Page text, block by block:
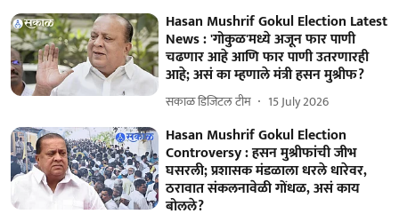
Hasan Mushrif Gokul Election Latest
News : 'गोकुळ'मध्ये अजून फार पाणी
चढणार आहे आणि फार पाणी उतरणारही
आहे; असं का म्हणाले मंत्री हसन मुश्रीफ?
सकाळ डिजिटल टीम 15 July 2026
Hasan Mushrif Gokul Election
Controversy : हसन मुश्रीफांची जीभ
घसरली; प्रशासक मंडळाला धरले धारेवर,
ठरावात संकलनावेळी गोंधळ, असं काय
बोलले?